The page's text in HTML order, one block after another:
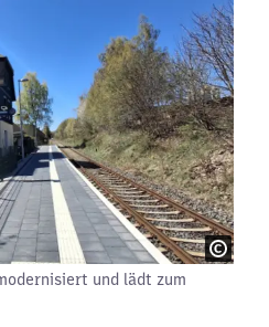
und lädt zum